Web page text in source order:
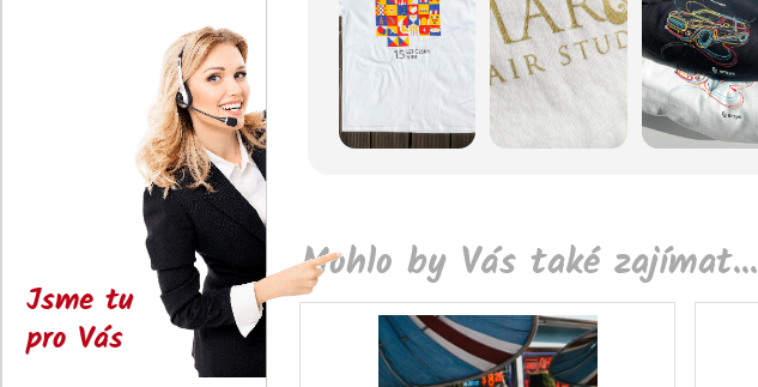
Jsme tu
pro Vás
Mohlo by Vás také zajímat...